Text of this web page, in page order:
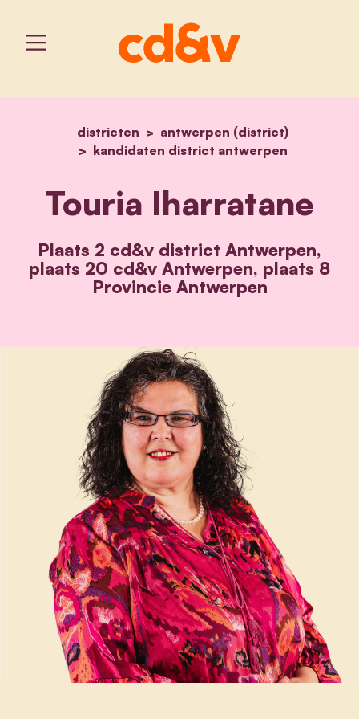
home
districten
antwerpen (district)
kandidaten district antwerpen
touria iharratane
Touria Iharratane
Plaats 2 cd&v district Antwerpen,
plaats 20 cd&v Antwerpen, plaats 8
Provincie Antwerpen